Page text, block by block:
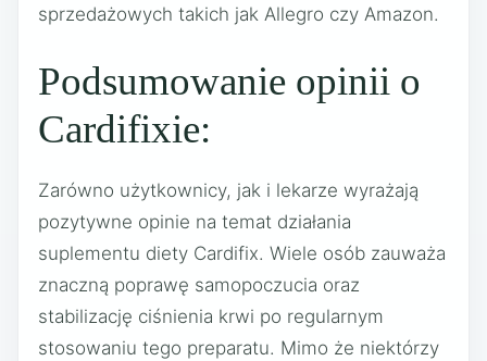
sprzedażowych takich jak Allegro czy Amazon.
Podsumowanie opinii o
Cardifixie:
Zarówno użytkownicy, jak i lekarze wyrażają
pozytywne opinie na temat działania
suplementu diety Cardifix. Wiele osób zauważa
znaczną poprawę samopoczucia oraz
stabilizację ciśnienia krwi po regularnym
stosowaniu tego preparatu. Mimo że niektórzy